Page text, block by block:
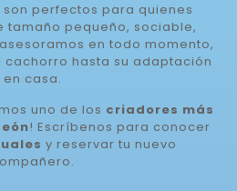
son perfectos para quienes
tamaño pequeño, sociable,
en todo momento,
hasta su adaptación
en casa.
uno de los criadores más
! Escríbenos para conocer
y reservar tu nuevo